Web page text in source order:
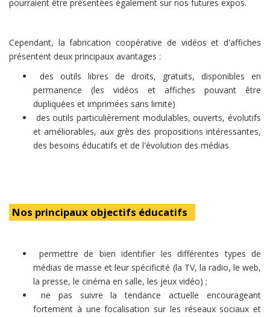
pourraient être présentées également sur nos futures expos.
Cependant, la fabrication coopérative de vidéos et d'affiches
présentent deux principaux avantages :
des outils libres de droits, gratuits, disponibles en
permanence (les vidéos et affiches pouvant être
dupliquées et imprimées sans limite)
des outils particulièrement modulables, ouverts, évolutifs
et améliorables, aux grès des propositions intéressantes,
des besoins éducatifs et de l'évolution des médias
Nos principaux objectifs éducatifs
permettre de bien identifier les différentes types de
médias de masse et leur spécificité (la TV, la radio, le web,
la presse, le cinéma en salle, les jeux vidéo) ;
ne pas suivre la tendance actuelle encourageant
fortement à une focalisation sur les réseaux sociaux et